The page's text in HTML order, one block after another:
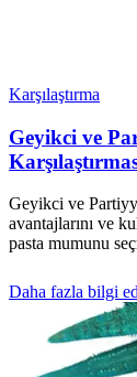
Karşılaştırma
Geyikci ve
Geyikci ve
avantajlarını ve
pasta mumunu
Daha fazla bilgi